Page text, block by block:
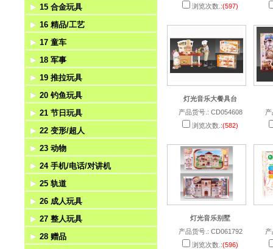
风筝/气球
风车
相机
帐篷
望远镜
游泳镜
迷宫
其它益智
太阳能公仔
闪光棒/魔术棒
闪光刀剑
电动枪/八音枪
夜光系列
火石枪/打鼓枪
工具
餐具/厨具
家具
茶具
水果套
化妆品
饰品
洁具
城堡
别墅
游乐园
狂野大战系列
十字军系列
动物乐园系列
其它系列套装
15 合金玩具
合金回力
合金惯性
合金滑行
合金电动
合金遥控
16 精品/工艺
相架/相框
时钟
台灯
手表
工艺
香水座/香座
音乐盒
精品
手电筒
17 童车
电动童车
遥控童车
脚踏车
18 军事
工程套
武器/刀剑
警察套
军人
消防套
海盗
西部牛仔
19 推拉玩具
推拉玩具
20 钓鱼玩具
钓鱼
电动钓鱼
上链钓鱼
21 节日玩具
圣诞节
万圣节（鬼节）
面具
22 变形/超人
变形机器人
其它超人系列
23 动物
非电动动物
电动动物
遥控动物
回力动物
惯性动物
24 手机/电话/对讲机
手机
电话
对讲机
25 轨道
轨道26 成人玩具
成人玩具
电动成人玩具
27 整人玩具
整人玩具
28 赠品
浏览次数.:(597)
灯光音乐大餐具台
产品货号.: CD054608
浏览次数.:(582)
灯光音乐别墅
产品货号.: CD061792
浏览次数.:(596)